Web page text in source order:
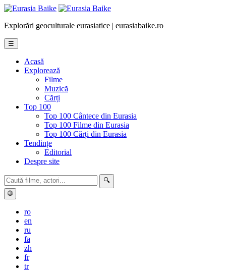
Explorări geoculturale eurasiatice | eurasiabaike.ro
☰
Acasă
Explorează
Filme
Muzică
Cărți
Top 100
Top 100 Cântece din Eurasia
Top 100 Filme din Eurasia
Top 100 Cărți din Eurasia
Tendințe
Editorial
Despre site
🔍
🌐
ro
en
ru
fa
zh
fr
tr